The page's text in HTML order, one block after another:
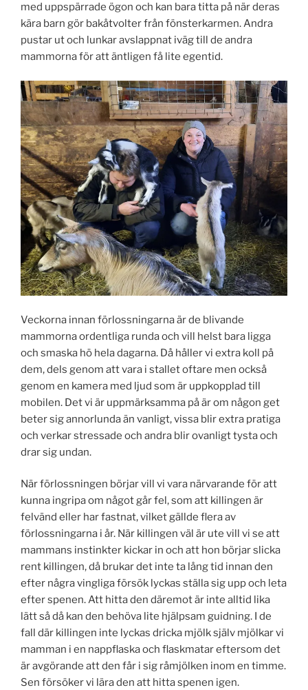
med uppspärrade ögon och kan bara titta på när deras
kära barn gör bakåtvolter från fönsterkarmen. Andra
pustar ut och lunkar avslappnat iväg till de andra
mammorna för att äntligen få lite egentid.
Veckorna innan förlossningarna är de blivande
mammorna ordentliga runda och vill helst bara ligga
och smaska hö hela dagarna. Då håller vi extra koll på
dem, dels genom att vara i stallet oftare men också
genom en kamera med ljud som är uppkopplad till
mobilen. Det vi är uppmärksamma på är om någon get
beter sig annorlunda än vanligt, vissa blir extra pratiga
och verkar stressade och andra blir ovanligt tysta och
drar sig undan.
När förlossningen börjar vill vi vara närvarande för att
kunna ingripa om något går fel, som att killingen är
felvänd eller har fastnat, vilket gällde flera av
förlossningarna i år. När killingen väl är ute vill vi se att
mammans instinkter kickar in och att hon börjar slicka
rent killingen, då brukar det inte ta lång tid innan den
efter några vingliga försök lyckas ställa sig upp och leta
efter spenen. Att hitta den däremot är inte alltid lika
lätt så då kan den behöva lite hjälpsam guidning. I de
fall där killingen inte lyckas dricka mjölk själv mjölkar vi
mamman i en nappflaska och flaskmatar eftersom det
är avgörande att den får i sig råmjölken inom en timme.
Sen försöker vi lära den att hitta spenen igen.